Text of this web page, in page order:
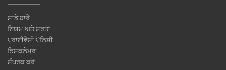
ਸਾਡੇ ਬਾਰੇ
ਨਿਯਮ ਅਤੇ ਸ਼ਰਤਾਂ
ਪ੍ਰਾਈਵੇਸੀ ਪੋਲਿਸੀ
ਡਿਸਕਲੇਮਰ
ਸੰਪਰਕ ਕਰੋ